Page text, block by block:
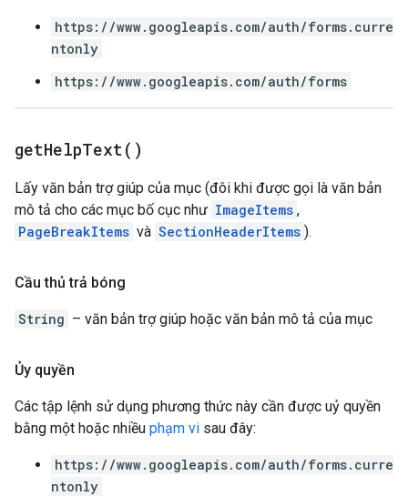
https://www.googleapis.com/auth/forms.curre
ntonly
https://www.googleapis.com/auth/forms
getHelpText( )
Lấy văn bản trợ giúp của mục (đôi khi được gọi là văn bản
mô tả cho các mục bố cục như ImageItems ,
PageBreakItems và SectionHeaderItems ).
Cầu thủ trả bóng
String – văn bản trợ giúp hoặc văn bản mô tả của mục
Ủy quyền
Các tập lệnh sử dụng phương thức này cần được uỷ quyền
bằng một hoặc nhiều phạm vi sau đây:
https://www.googleapis.com/auth/forms.curre
ntonly